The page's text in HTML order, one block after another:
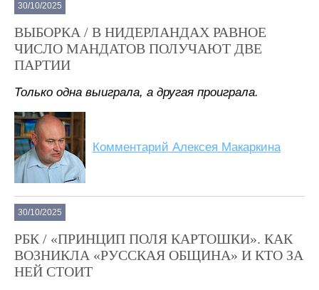
30/10/2025
ВЫБОРКА / В НИДЕРЛАНДАХ РАВНОЕ
ЧИСЛО МАНДАТОВ ПОЛУЧАЮТ ДВЕ
ПАРТИИ
Только одна выиграла, а другая проиграла.
Комментарий Алексея Макаркина
30/10/2025
РБК / «ПРИНЦИП ПОЛЯ КАРТОШКИ». КАК
ВОЗНИКЛА «РУССКАЯ ОБЩИНА» И КТО ЗА
НЕЙ СТОИТ